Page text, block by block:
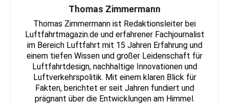
Thomas Zimmermann
Thomas Zimmermann ist Redaktionsleiter bei
Luftfahrtmagazin.de und erfahrener Fachjournalist
im Bereich Luftfahrt mit 15 Jahren Erfahrung und
einem tiefen Wissen und großer Leidenschaft für
Luftfahrtdesign, nachhaltige Innovationen und
Luftverkehrspolitik. Mit einem klaren Blick für
Fakten, berichtet er seit Jahren fundiert und
prägnant über die Entwicklungen am Himmel.